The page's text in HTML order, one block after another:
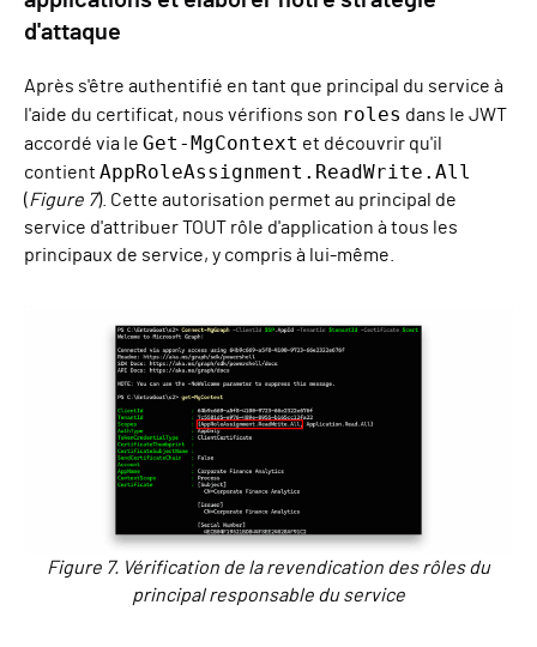
d'attaque
Après s'être authentifié en tant que principal du service à
l'aide du certificat, nous vérifions son roles dans le JWT
accordé via le Get-MgContext et découvrir qu'il
contient AppRoleAssignment.ReadWrite.All
(Figure 7). Cette autorisation permet au principal de
service d'attribuer TOUT rôle d'application à tous les
principaux de service, y compris à lui-même.
Figure 7. Vérification de la revendication des rôles du
principal responsable du service